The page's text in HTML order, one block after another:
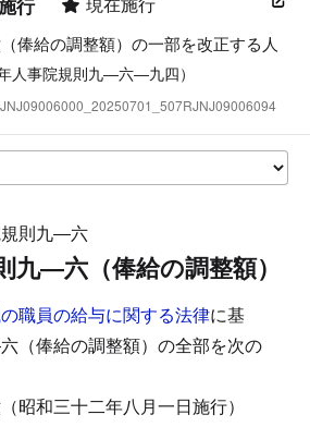
行
俸給の調整額）の一部を改正する人
年人事院規則九―六―九四）
規則九―六
九―六（俸給の調整額）
職員の給与に関する法律に基
（俸給の調整額）の全部を次の
昭和三十二年八月一日施行）